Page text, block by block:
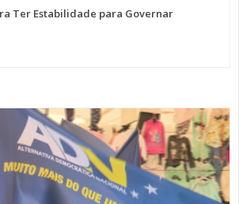
Ter Estabilidade para Governar